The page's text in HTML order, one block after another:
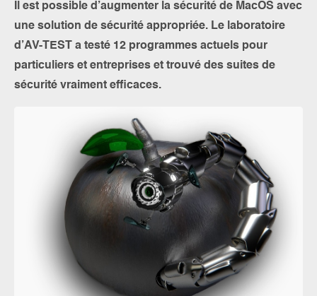
Il est possible d’augmenter la sécurité de MacOS avec
une solution de sécurité appropriée. Le laboratoire
d’AV-TEST a testé 12 programmes actuels pour
particuliers et entreprises et trouvé des suites de
sécurité vraiment efficaces.